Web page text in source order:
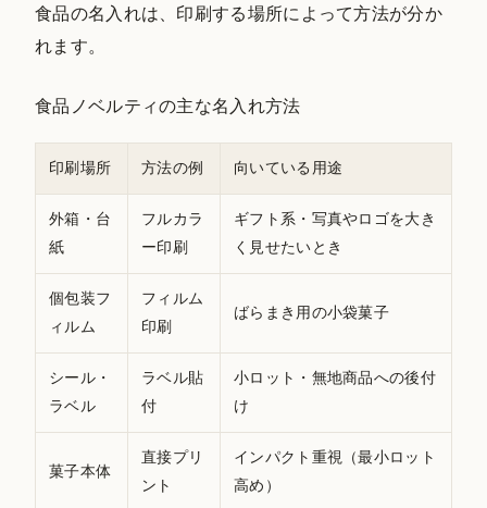
食品の名入れは、印刷する場所によって方法が分か
れます。
食品ノベルティの主な名入れ方法
印刷場所 方法の例 向いている用途
外箱・台
紙
フルカラ
ー印刷
ギフト系・写真やロゴを大き
く見せたいとき
個包装フ
ィルム
フィルム
印刷
ばらまき用の小袋菓子
シール・
ラベル
ラベル貼
付
小ロット・無地商品への後付
け
菓子本体
直接プリ
ント
インパクト重視（最小ロット
高め）